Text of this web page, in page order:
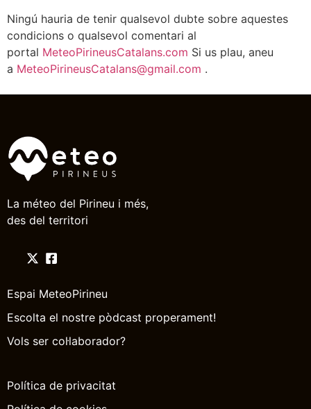
Ningú hauria de tenir qualsevol dubte sobre aquestes
condicions o qualsevol comentari al
portal MeteoPirineusCatalans.com Si us plau, aneu
a MeteoPirineusCatalans@gmail.com .
La méteo del Pirineu i més,
des del territori
Espai MeteoPirineu
Escolta el nostre pòdcast properament!
Vols ser col·laborador?
Política de privacitat